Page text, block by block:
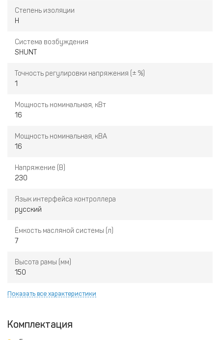
неполадки, обеспечивая безопасную эксплуатацию.
Степень изоляции
Н
Система возбуждения
SHUNT
Точность регулировки напряжения (± %)
1
Мощность номинальная, кВт
16
Мощность номинальная, кВА
16
Напряжение (В)
230
Язык интерфейса контроллера
русский
Ёмкость масляной системы (л)
7
Высота рамы (мм)
150
Показать все характеристики
Комплектация